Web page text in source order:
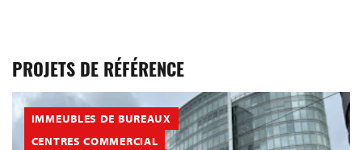
PROJETS DE RÉFÉRENCE
IMMEUBLES DE BUREAUX
CENTRES COMMERCIAL